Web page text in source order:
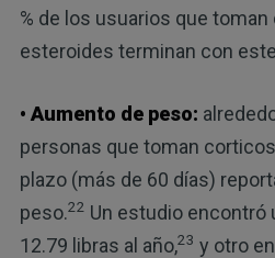
% de los usuarios que
esteroides terminan con
• Aumento de peso:
personas que toman
plazo (más de 60 días)
peso.22 Un estudio encontró
12.79 libras al año,23 y otro